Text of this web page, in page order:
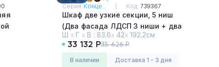
Серия: Конце... Код: 739367
Шкаф две узкие секции, 5 ниш
(Два фасада ЛДСП 3 ниши + два
фасада стекло прозрачное в
раме, 2 ниши)
Дуб Винченцо - Белый
Ш х Г х В : 83.6х 42х 192.2см
33 132 Р35 626 Р
в наличии Доставка 1 - 3 дня